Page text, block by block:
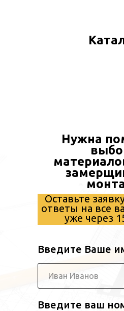
Нужна
Оставьте
ответы на все
уже через
Введите Ваше
Введите ваш